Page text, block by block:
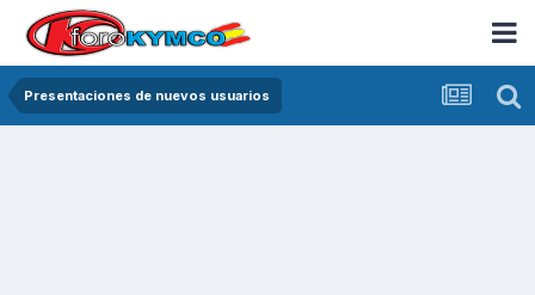
Presentaciones de nuevos usuarios